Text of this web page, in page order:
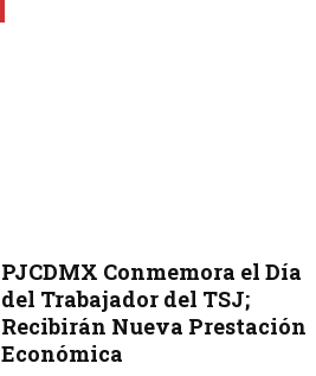
PJCDMX Conmemora el Día
del Trabajador del TSJ;
Recibirán Nueva Prestación
Económica